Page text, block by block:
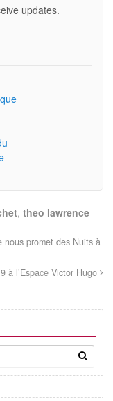
updates.
, theo lawrence
nous promet des Nuits à
à l’Espace Victor Hugo